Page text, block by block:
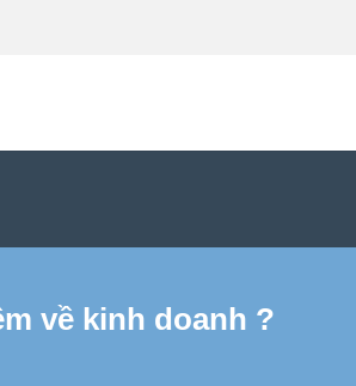
về kinh doanh ?